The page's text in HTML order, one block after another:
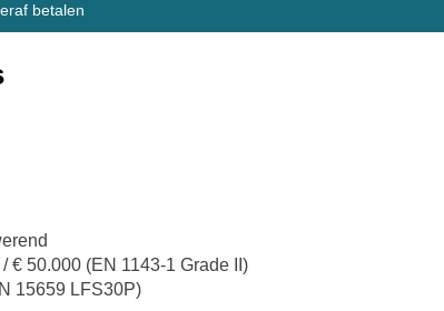
betalen
€ 50.000 (EN 1143-1 Grade II)
15659 LFS30P)